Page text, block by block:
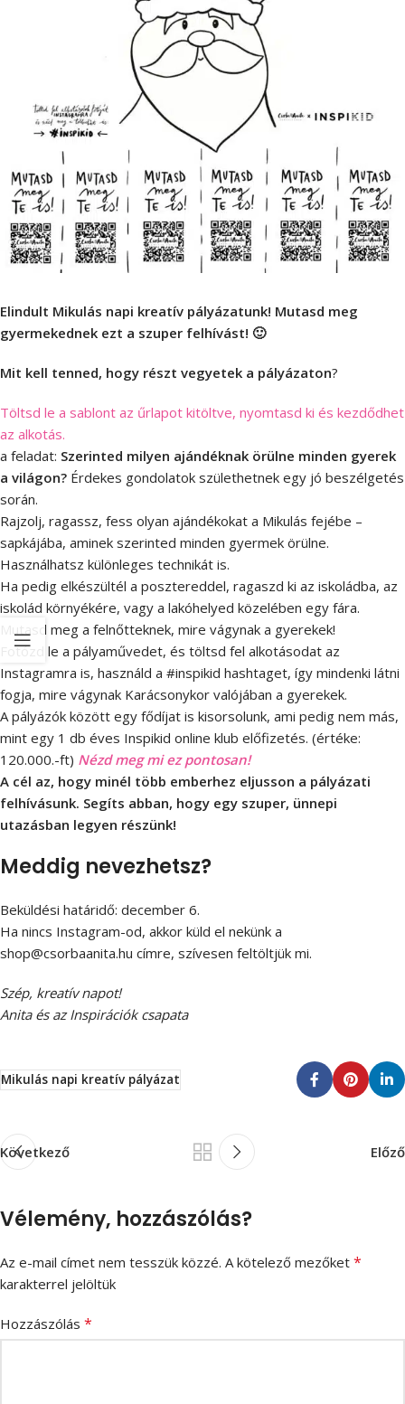
Elindult Mikulás napi kreatív pályázatunk! Mutasd meg
gyermekednek ezt a szuper felhívást! 🙂
Mit kell tenned, hogy részt vegyetek a pályázaton?
Töltsd le a sablont az űrlapot kitöltve, nyomtasd ki és kezdődhet
az alkotás.
a feladat: Szerinted milyen ajándéknak örülne minden gyerek
a világon? Érdekes gondolatok születhetnek egy jó beszélgetés
során.
Rajzolj, ragassz, fess olyan ajándékokat a Mikulás fejébe –
sapkájába, aminek szerinted minden gyermek örülne.
Használhatsz különleges technikát is.
Ha pedig elkészültél a posztereddel, ragaszd ki az iskoládba, az
iskolád környékére, vagy a lakóhelyed közelében egy fára.
Mutasd meg a felnőtteknek, mire vágynak a gyerekek!
Fotózd le a pályaművedet, és töltsd fel alkotásodat az
Instagramra is, használd a #inspikid hashtaget, így mindenki látni
fogja, mire vágynak Karácsonykor valójában a gyerekek.
A pályázók között egy fődíjat is kisorsolunk, ami pedig nem más,
mint egy 1 db éves Inspikid online klub előfizetés. (értéke:
120.000.-ft) Nézd meg mi ez pontosan!
A cél az, hogy minél több emberhez eljusson a pályázati
felhívásunk. Segíts abban, hogy egy szuper, ünnepi
utazásban legyen részünk!
Meddig nevezhetsz?
Beküldési határidő: december 6.
Ha nincs Instagram-od, akkor küld el nekünk a
shop@csorbaanita.hu címre, szívesen feltöltjük mi.
Szép, kreatív napot!
Anita és az Inspirációk csapata
Mikulás napi kreatív pályázat
Következő Előző
Vélemény, hozzászólás?
Az e-mail címet nem tesszük közzé. A kötelező mezőket *
karakterrel jelöltük
Hozzászólás *